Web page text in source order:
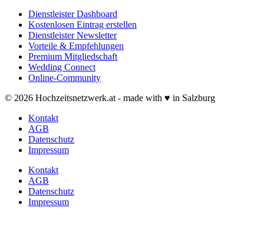
Dienstleister Dashboard
Kostenlosen Eintrag erstellen
Dienstleister Newsletter
Vorteile & Empfehlungen
Premium Mitgliedschaft
Wedding Connect
Online-Community
© 2026 Hochzeitsnetzwerk.at - made with ♥ in Salzburg
Kontakt
AGB
Datenschutz
Impressum
Kontakt
AGB
Datenschutz
Impressum